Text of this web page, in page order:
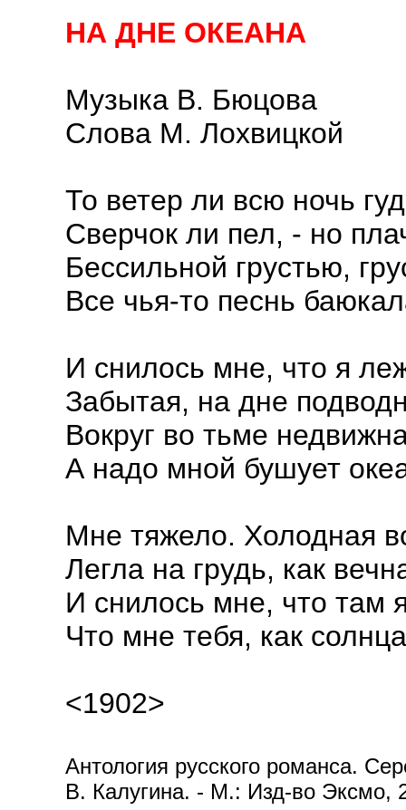
НА ДНЕ ОКЕАНА
Музыка В. Бюцова
Слова М. Лохвицкой
То ветер ли всю ночь
Сверчок ли пел, - но
Бессильной грустью,
Все чья-то песнь
И снилось мне, что я
Забытая, на дне
Вокруг во тьме
А надо мной бушует
Мне тяжело. Холодная
Легла на грудь, как
И снилось мне, что там
Что мне тебя, как
<1902>
Антология русского романса.
В. Калугина. - М.: Изд-во Эксмо,